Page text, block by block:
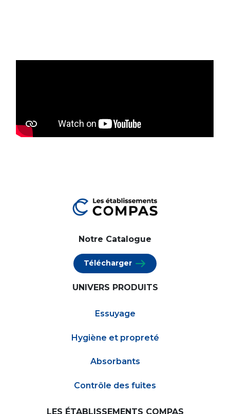
Notre Catalogue
Télécharger
UNIVERS PRODUITS
Essuyage
Hygiène et propreté
Absorbants
Contrôle des fuites
LES ÉTABLISSEMENTS COMPAS